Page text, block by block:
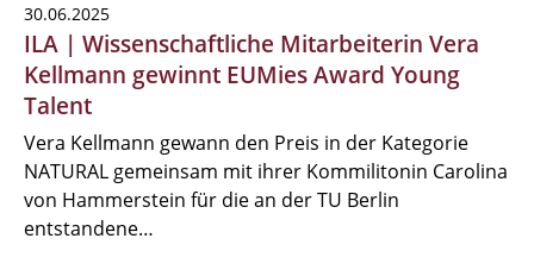
30.06.2025
ILA | Wissenschaftliche Mitarbeiterin Vera
Kellmann gewinnt EUMies Award Young
Talent
Vera Kellmann gewann den Preis in der Kategorie
NATURAL gemeinsam mit ihrer Kommilitonin Carolina
von Hammerstein für die an der TU Berlin
entstandene…